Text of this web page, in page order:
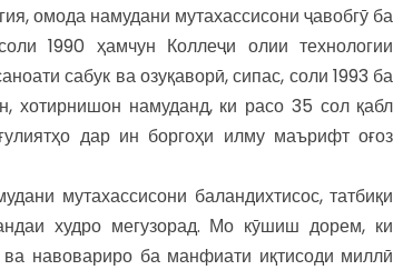
омода намудани мутахассисони ҷавобгӯ ба
1990 ҳамчун Коллеҷи олии технологии
сабук ва озуқаворӣ, сипас, соли 1993 ба
хотирнишон намуданд, ки расо 35 сол қабл
дар ин боргоҳи илму маърифт оғоз
мутахассисони баландихтисос, татбиқи
худро мегузорад. Мо кӯшиш дорем, ки
навовариро ба манфиати иқтисоди миллӣ